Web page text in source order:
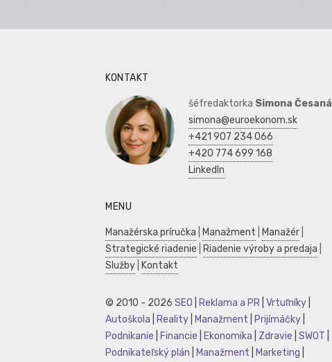
KONTAKT
šéfredaktorka Simona Česaná
simona@euroekonom.sk
+421 907 234 066
+420 774 699 168
LinkedIn
MENU
Manažérska príručka Manažment Manažér
Strategické riadenie
Riadenie výroby a predaja
Služby
Kontakt
© 2010 - 2026 SEO Reklama a PR Vrtuľníky
Autoškola
Reality Manažment Prijímáčky
Podnikanie
Financie Ekonomika Zdravie SWOT
Podnikateľský plán
Manažment Marketing